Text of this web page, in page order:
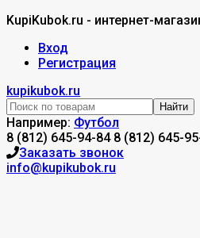
KupiKubok.ru - интернет-
Вход
Регистрация
kupikubok.ru
Найти
Например: Футбол
8 (812) 645-94-84 8 (812) 645-
Заказать звонок
info@kupikubok.ru